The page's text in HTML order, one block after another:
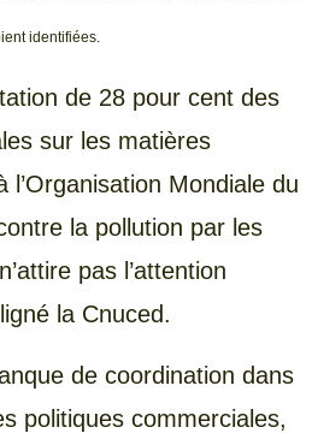
identifiées.
de 28 pour cent des
sur les matières
l’Organisation Mondiale du
la pollution par les
pas l’attention
la Cnuced.
de coordination dans
politiques commerciales,